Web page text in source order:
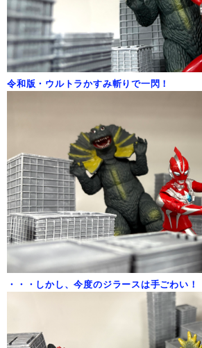
令和版・ウルトラかすみ斬りで一閃！
・・・しかし、今度のジラースは手ごわい！